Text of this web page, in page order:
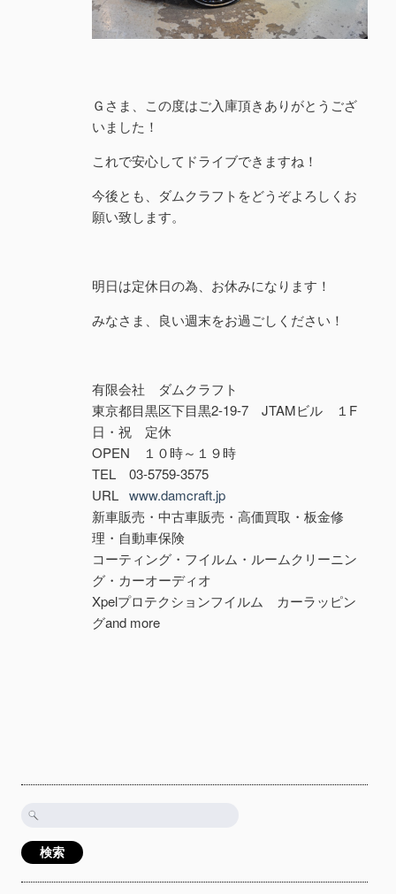
Ｇさま、この度はご入庫頂きありがとうござ
いました！
これで安心してドライブできますね！
今後とも、ダムクラフトをどうぞよろしくお
願い致します。
明日は定休日の為、お休みになります！
みなさま、良い週末をお過ごしください！
有限会社 ダムクラフト
東京都目黒区下目黒2-19-7 JTAMビル １F
日・祝 定休
OPEN １０時～１９時
TEL 03-5759-3575
URL www.damcraft.jp
新車販売・中古車販売・高価買取・板金修
理・自動車保険
コーティング・フイルム・ルームクリーニン
グ・カーオーディオ
Xpelプロテクションフイルム カーラッピン
グand more
検